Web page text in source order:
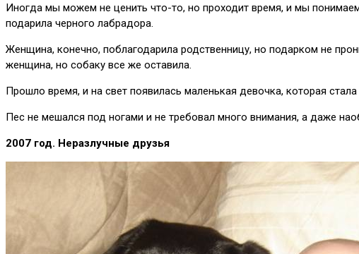
Иногда мы можем не ценить что-то, но проходит время, и мы
подарила черного лабрадора.
Женщина, конечно, поблагодарила родственницу, но подарком не
женщина, но собаку все же оставила.
Прошло время, и на свет появилась маленькая девочка, которая
Пес не мешался под ногами и не требовал много внимания, а даже
2007 год. Неразлучные друзья